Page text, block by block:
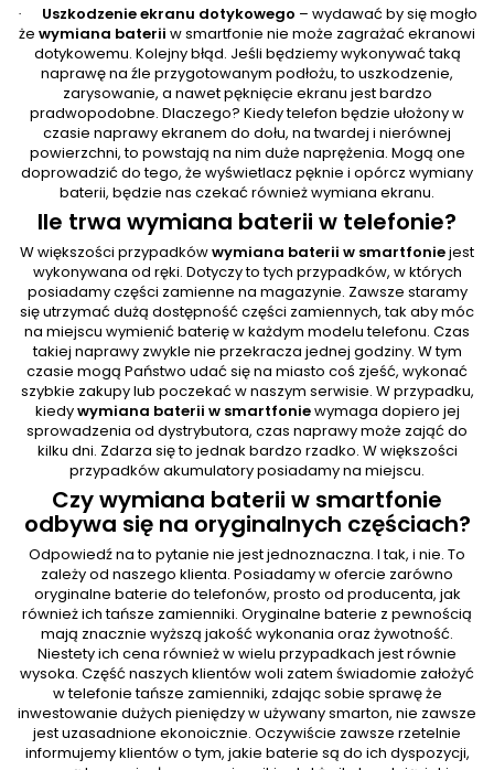
· Uszkodzenie ekranu dotykowego – wydawać by się mogło
że wymiana baterii w smartfonie nie może zagrażać ekranowi
dotykowemu. Kolejny błąd. Jeśli będziemy wykonywać taką
naprawę na źle przygotowanym podłożu, to uszkodzenie,
zarysowanie, a nawet pęknięcie ekranu jest bardzo
pradwopodobne. Dlaczego? Kiedy telefon będzie ułożony w
czasie naprawy ekranem do dołu, na twardej i nierównej
powierzchni, to powstają na nim duże naprężenia. Mogą one
doprowadzić do tego, że wyświetlacz pęknie i opórcz wymiany
baterii, będzie nas czekać również wymiana ekranu.
Ile trwa wymiana baterii w telefonie?
W większości przypadkówwymiana baterii w smartfoniejest
wykonywana od ręki. Dotyczy to tych przypadków, w których
posiadamy części zamienne na magazynie. Zawsze staramy
się utrzymać dużą dostępność części zamiennych, tak aby móc
na miejscu wymienić baterię w każdym modelu telefonu. Czas
takiej naprawy zwykle nie przekracza jednej godziny. W tym
czasie mogą Państwo udać się na miasto coś zjeść, wykonać
szybkie zakupy lub poczekać w naszym serwisie. W przypadku,
kiedywymiana baterii w smartfoniewymaga dopiero jej
sprowadzenia od dystrybutora, czas naprawy może zająć do
kilku dni. Zdarza się to jednak bardzo rzadko. W większości
przypadków akumulatory posiadamy na miejscu.
Czy wymiana baterii w smartfonie
odbywa się na oryginalnych częściach?
Odpowiedź na to pytanie nie jest jednoznaczna. I tak, i nie. To
zależy od naszego klienta. Posiadamy w ofercie zarówno
oryginalne baterie do telefonów, prosto od producenta, jak
również ich tańsze zamienniki. Oryginalne baterie z pewnością
mają znacznie wyższą jakość wykonania oraz żywotność.
Niestety ich cena również w wielu przypadkach jest równie
wysoka. Część naszych klientów woli zatem świadomie założyć
w telefonie tańsze zamienniki, zdając sobie sprawę że
inwestowanie dużych pieniędzy w używany smarton, nie zawsze
jest uzasadnione ekonoicznie. Oczywiście zawsze rzetelnie
informujemy klientów o tym, jakie baterie są do ich dyspozycji,